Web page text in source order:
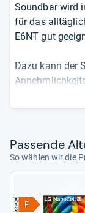
Soundbar wird
für das
E6NT gut
Dazu kann der
Smartphone
kann sich
Anschlüssen
oder einen
verbaut sein
Pas­sende
So wählen wir die